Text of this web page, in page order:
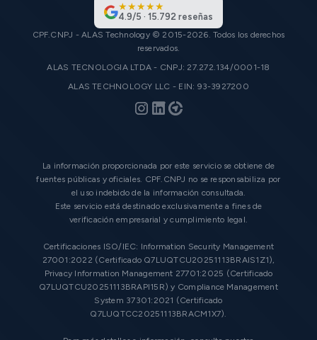
★★★★★
4.9/5 · 15.792 reseñas
CPF.CNPJ - ALAS Technology © 2015-2026. Todos los derechos
reservados.
ALAS TECNOLOGIA LTDA - CNPJ: 27.272.134/0001-18
ALAS TECHNOLOGY LLC - EIN: 93-3927200
La información proporcionada por este servicio se obtiene de
fuentes públicas y oficiales. CPF.CNPJ no se responsabiliza por
el uso indebido de la información consultada.
Este servicio está destinado exclusivamente a fines de
verificación empresarial y cumplimiento legal.
Certificaciones ISO/IEC: Information Security Management
27001:2022 (Certificado Q7LUQTCU20251113BRAIS1Z1),
Privacy Information Management 27701:2025 (Certificado
Q7LUQTCU20251113BRAPI15R) y Compliance Management
System 37301:2021 (Certificado
Q7LUQTCC20251113BRACM1X7).